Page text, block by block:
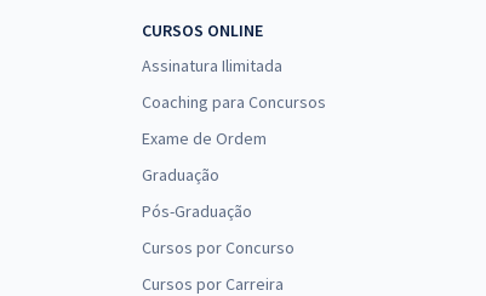
CURSOS ONLINE
Assinatura Ilimitada
Coaching para Concursos
Exame de Ordem
Graduação
Pós-Graduação
Cursos por Concurso
Cursos por Carreira